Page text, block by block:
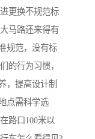
更换不规范标
马路还来得有
规范，没有标
的行为习惯，
，提高设计制
点需科学选
路口100米以